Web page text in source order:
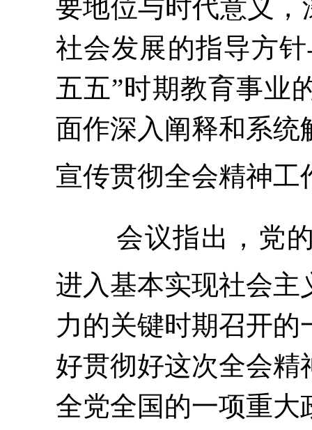
要地位与时代意义，
社会发展的指导方针
五五”时期教育事业
面作深入 阐释和系统
宣传贯彻全会精神工
会议指出，党
进入基本实现社会主
力的关键时期召开
好贯彻好这次全会
全党全国的一项重大